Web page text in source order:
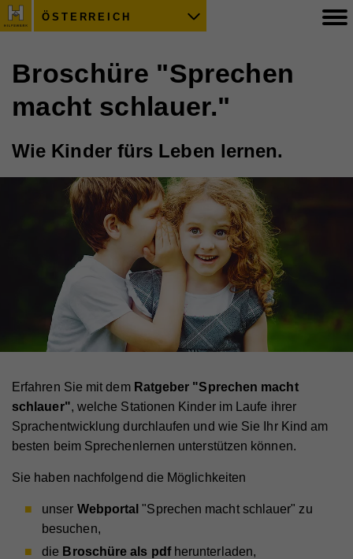
ÖSTERREICH
Broschüre "Sprechen
macht schlauer."
Wie Kinder fürs Leben lernen.
Erfahren Sie mit dem Ratgeber "Sprechen macht
schlauer", welche Stationen Kinder im Laufe ihrer
Sprachentwicklung durchlaufen und wie Sie Ihr Kind am
besten beim Sprechenlernen unterstützen können.
Sie haben nachfolgend die Möglichkeiten
unser Webportal"Sprechen macht schlauer" zu
besuchen,
die Broschüre als pdf herunterladen,